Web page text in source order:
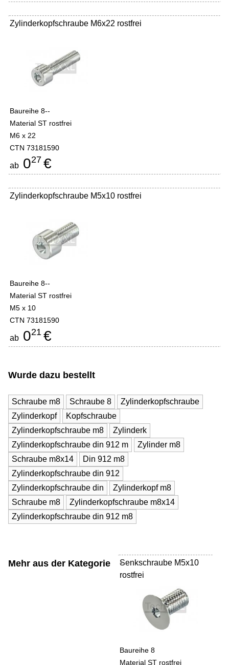
Zylinderkopfschraube M6x22 rostfrei
Baureihe 8--
Material ST rostfrei
M6 x 22
CTN 73181590
ab 027 €
Zylinderkopfschraube M5x10 rostfrei
Baureihe 8--
Material ST rostfrei
M5 x 10
CTN 73181590
ab 021 €
Wurde dazu bestellt
Schraube m8 Schraube 8
Zylinderkopfschraube
Zylinderkopf
Kopfschraube
Zylinderkopfschraube m8
Zylinderk
Zylinderkopfschraube din 912 m
Zylinder m8
Schraube m8x14
Din 912 m8
Zylinderkopfschraube din 912
Zylinderkopfschraube din
Zylinderkopf m8
Schraube m8
Zylinderkopfschraube m8x14
Zylinderkopfschraube din 912 m8
Mehr aus der Kategorie
Senkschraube M5x10
rostfrei
-
Baureihe 8
Material ST rostfrei